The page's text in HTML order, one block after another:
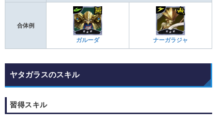
合体例
ガルーダ ナーガラジャ
ヤタガラスのスキル
習得スキル